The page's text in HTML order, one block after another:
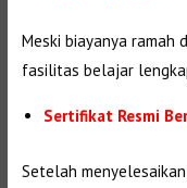
Meski biayanya ramah
fasilitas belajar
Sertifikat Resmi
Setelah